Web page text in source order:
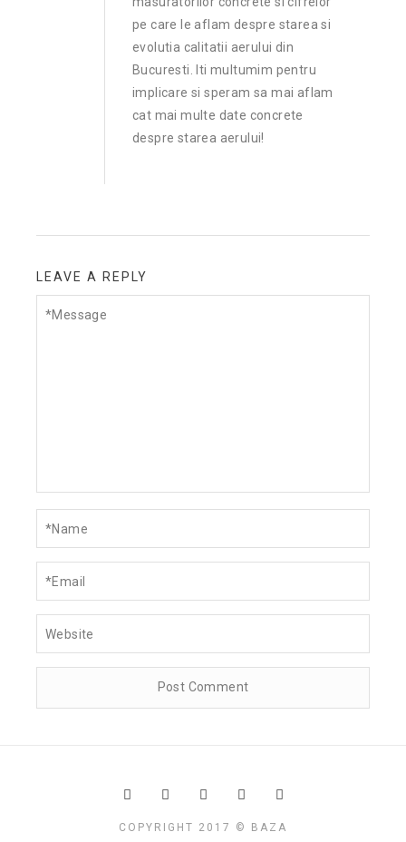
pe care le aflam despre starea si
evolutia calitatii aerului din
Bucuresti. Iti multumim pentru
implicare si speram sa mai aflam
cat mai multe date concrete
despre starea aerului!
LEAVE A REPLY
COPYRIGHT 2017 © BAZA